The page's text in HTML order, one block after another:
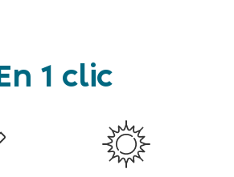
En 1 clic